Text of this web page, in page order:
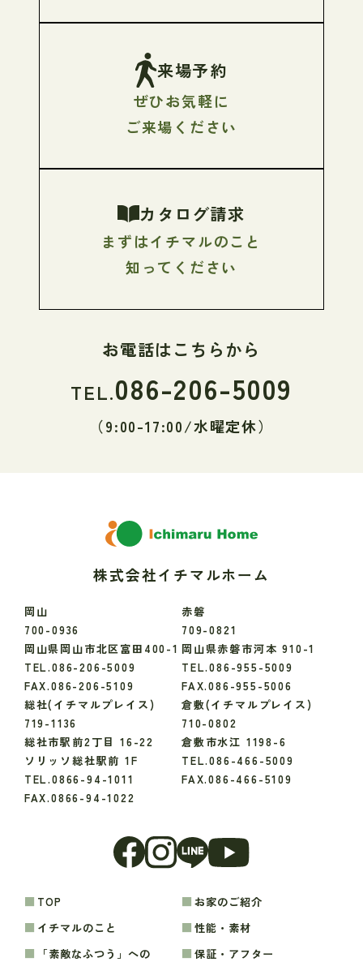
来場予約
ぜひお気軽に
ご来場ください
カタログ請求
まずはイチマルのこと
知ってください
お電話はこちらから
TEL.086-206-5009
（9:00-17:00/水曜定休）
株式会社イチマルホーム
岡山
700-0936
岡山県岡山市北区富田400-1
TEL.086-206-5009
FAX.086-206-5109
赤磐
709-0821
岡山県赤磐市河本 910-1
TEL.086-955-5009
FAX.086-955-5006
総社(イチマルプレイス)
719-1136
総社市駅前2丁目 16-22
ソリッソ総社駅前 1F
TEL.0866-94-1011
FAX.0866-94-1022
倉敷(イチマルプレイス)
710-0802
倉敷市水江 1198-6
TEL.086-466-5009
FAX.086-466-5109
TOP
イチマルのこと
「素敵なふつう」への
お家のご紹介
性能・素材
保証・アフター